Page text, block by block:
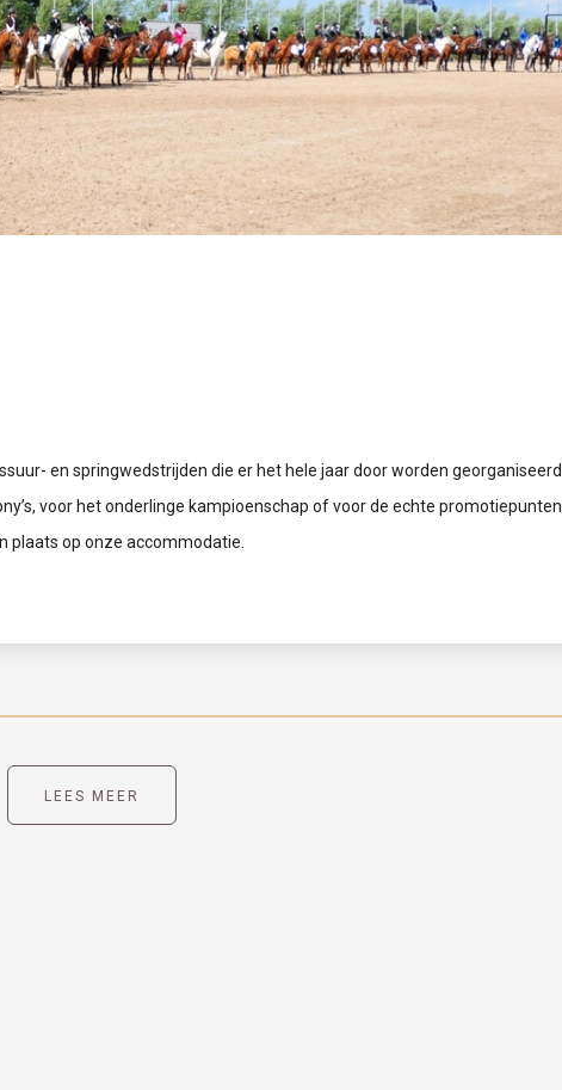
en springwedstrijden die er het hele jaar door worden georganiseerd.
voor het onderlinge kampioenschap of voor de echte promotiepunten.
plaats op onze accommodatie.
LEES MEER